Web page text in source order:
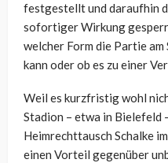
festgestellt und daraufhin
sofortiger Wirkung
welcher Form die Partie
kann oder ob es zu einer
Weil es kurzfristig wohl
Stadion – etwa in Bielefeld
Heimrechttausch Schalke
einen Vorteil gegenüber